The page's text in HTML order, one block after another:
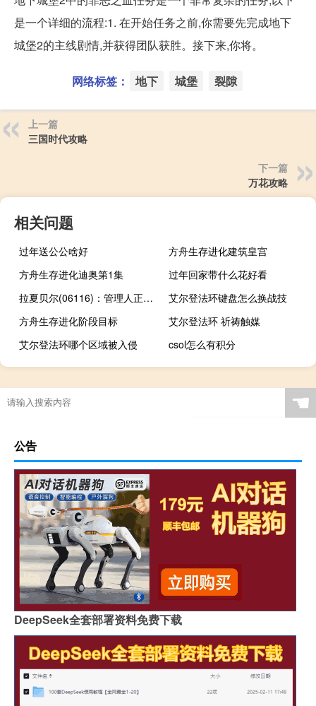
是一个详细的流程:1. 在开始任务之前,你需要先完成地下
城堡2的主线剧情,并获得团队获胜。接下来,你将。
网络标签： 地下 城堡 裂隙
上一篇
三国时代攻略
下一篇
万花攻略
相关问题
过年送公公啥好
方舟生存进化建筑皇宫
方舟生存进化迪奥第1集
过年回家带什么花好看
拉夏贝尔(06116)：管理人正有秩序地进行破产重整相关工作
艾尔登法环键盘怎么换战技
方舟生存进化阶段目标
艾尔登法环 祈祷触媒
艾尔登法环哪个区域被入侵
csol怎么有积分
☚
公告
DeepSeek全套部署资料免费下载